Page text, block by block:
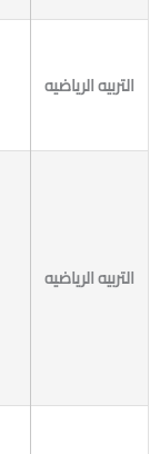
التربيه الرياضيه
التربيه الرياضيه